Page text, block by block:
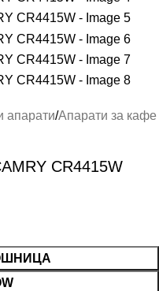
апарати Апарати за кафе
CR4415W